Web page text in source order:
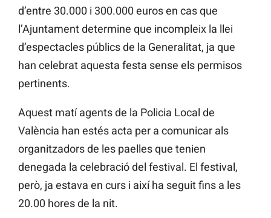
d’entre 30.000 i 300.000 euros en cas que
l’Ajuntament determine que incompleix la llei
d’espectacles públics de la Generalitat, ja que
han celebrat aquesta festa sense els permisos
pertinents.
Aquest matí agents de la Policia Local de
València han estés acta per a comunicar als
organitzadors de les paelles que tenien
denegada la celebració del festival. El festival,
però, ja estava en curs i així ha seguit fins a les
20.00 hores de la nit.